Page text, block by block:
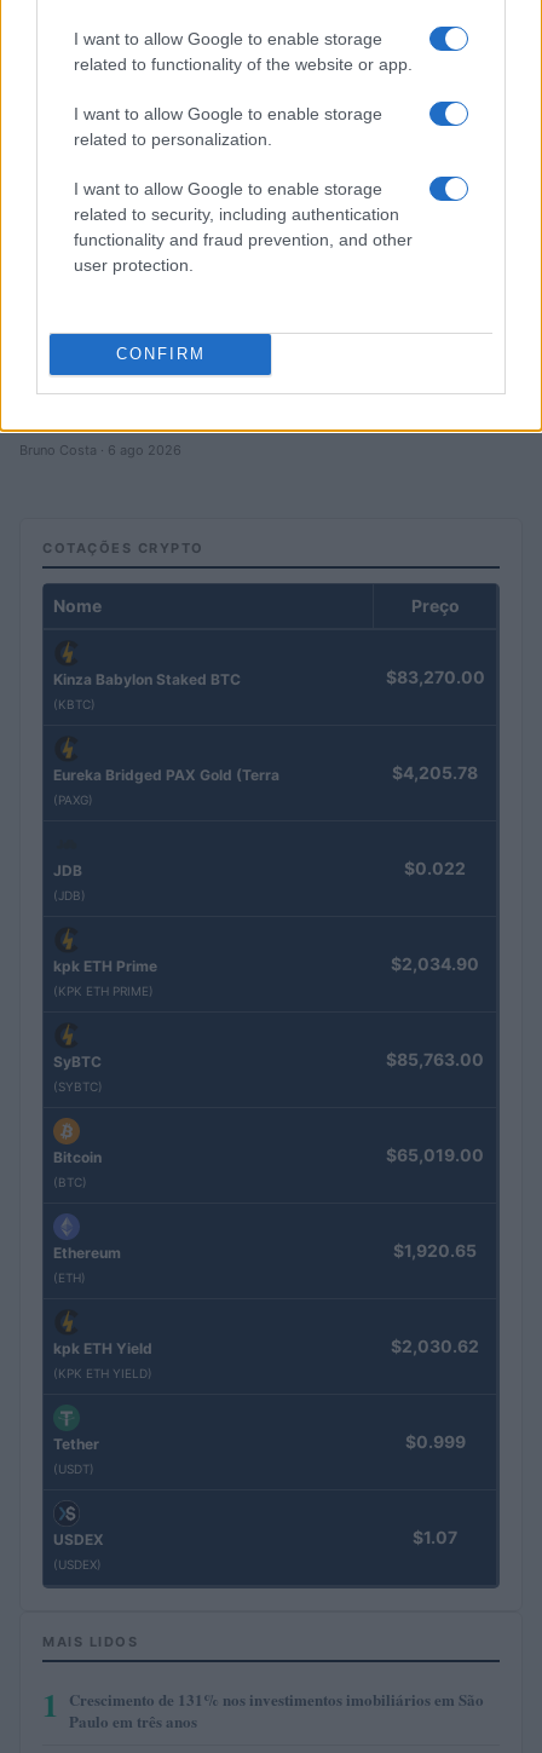
I want to allow Google to enable storage
related to functionality of the website or app.
I want to allow Google to enable storage
related to personalization.
I want to allow Google to enable storage
related to security, including authentication
functionality and fraud prevention, and other
user protection.
CONFIRM
INVESTIMENTOS
Principais ações recomendadas para dividendos em agosto de
Bruno Costa · 6 ago 2026
COTAÇÕES CRYPTO
Nome Preço
Kinza Babylon Staked BTC
(KBTC)
$83,270.00
Eureka Bridged PAX Gold (Terra
(PAXG)
$4,205.78
JDB
(JDB)
$0.022
kpk ETH Prime
(KPK ETH PRIME)
$2,034.90
SyBTC
(SYBTC)
$85,763.00
Bitcoin
(BTC)
$65,019.00
Ethereum
(ETH)
$1,920.65
kpk ETH Yield
(KPK ETH YIELD)
$2,030.62
Tether
(USDT)
$0.999
USDEX
(USDEX)
$1.07
MAIS LIDOS
1
Crescimento de 131% nos investimentos imobiliários em São
Paulo em três anos